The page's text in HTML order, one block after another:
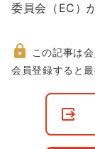
委員会（EC）
非
この記事は会
会員登録すると